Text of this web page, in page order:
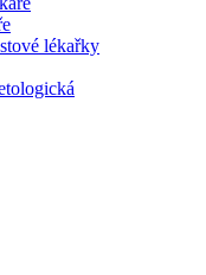
lékařky